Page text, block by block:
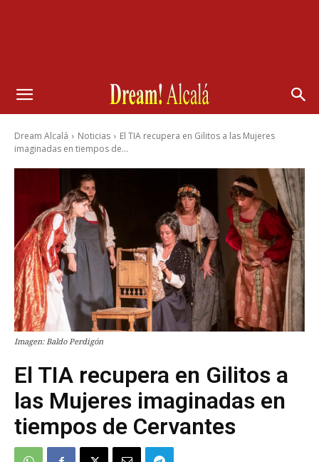
Dream Alcalá Noticias
El TIA recupera en Gilitos a las Mujeres
imaginadas en tiempos de...
Imagen: Baldo Perdigón
El TIA recupera en Gilitos a
las Mujeres imaginadas en
tiempos de Cervantes